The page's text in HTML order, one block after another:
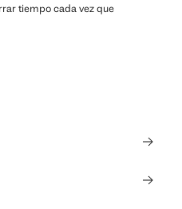
tiempo cada vez que